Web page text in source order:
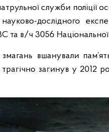
служби поліції
науково-дослідного
в/ч 3056 Національної
вшанували
загинув у 2012